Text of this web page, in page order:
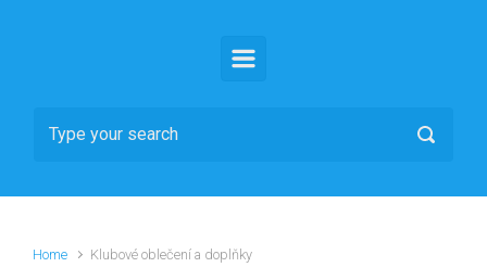
Home Klubové oblečení a doplňky